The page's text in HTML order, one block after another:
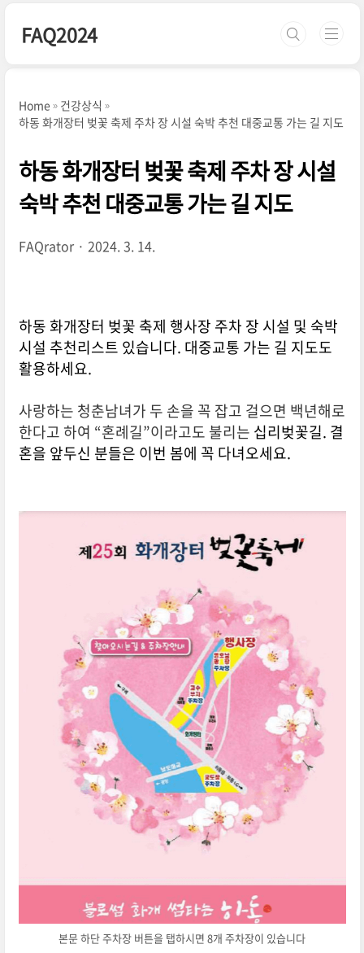
FAQ2024
Home
건강상식
하동 화개장터 벚꽃 축제 주차 장 시설 숙박 추천 대중교통 가는 길 지도
하동 화개장터 벚꽃 축제 주차 장 시설
숙박 추천 대중교통 가는 길 지도
FAQrator 2024. 3. 14.
하동 화개장터 벚꽃 축제 행사장 주차 장 시설 및 숙박
시설 추천리스트 있습니다. 대중교통 가는 길 지도도
활용하세요.
사랑하는 청춘남녀가 두 손을 꼭 잡고 걸으면 백년해로
한다고 하여 “혼례길”이라고도 불리는 십리벚꽃길. 결
혼을 앞두신 분들은 이번 봄에 꼭 다녀오세요.
본문 하단 주차장 버튼을 탭하시면 8개 주차장이 있습니다